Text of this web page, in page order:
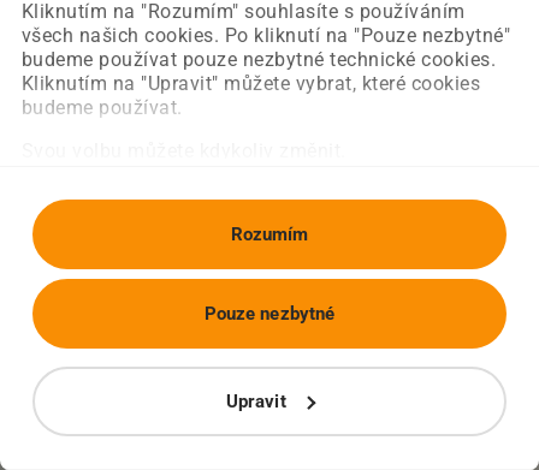
Kliknutím na "Rozumím" souhlasíte s používáním
všech našich cookies. Po kliknutí na "Pouze nezbytné"
budeme používat pouze nezbytné technické cookies.
Kliknutím na "Upravit" můžete vybrat, které cookies
budeme používat.
Rozumím
Upravit
Pouze nezbytné
Obnovit stránku Úvodní strana